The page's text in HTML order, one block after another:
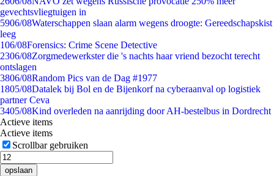
gevechtsvliegtuigen in
5906/08Waterschappen slaan alarm wegens droogte: Gereedschapskist
leeg
106/08Forensics: Crime Scene Detective
2306/08Zorgmedewerkster die 's nachts haar vriend bezocht terecht
ontslagen
3806/08Random Pics van de Dag #1977
1805/08Datalek bij Bol en de Bijenkorf na cyberaanval op logistiek
partner Ceva
3405/08Kind overleden na aanrijding door AH-bestelbus in Dordrecht
Actieve items
Actieve items
Scrollbar gebruiken
opslaan